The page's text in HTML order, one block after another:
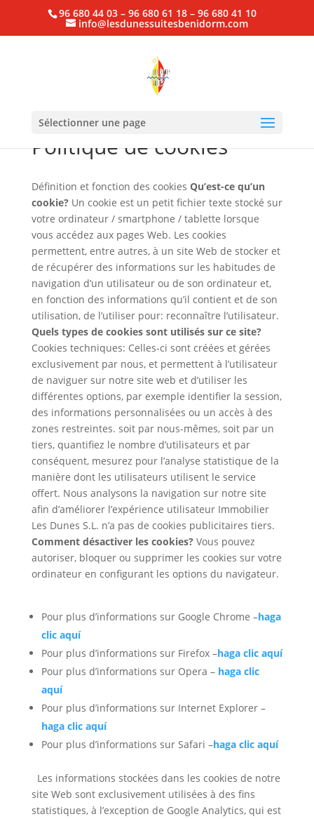
96 680 44 03 – 96 680 61 18 – 96 680 41 10
info@lesdunessuitesbenidorm.com
Sélectionner une page
Politique de cookies
Définition et fonction des cookies Qu’est-ce qu’un
cookie?Un cookie est un petit fichier texte stocké sur
votre ordinateur / smartphone / tablette lorsque
vous accédez aux pages Web. Les cookies
permettent, entre autres, à un site Web de stocker et
de récupérer des informations sur les habitudes de
navigation d’un utilisateur ou de son ordinateur et,
en fonction des informations qu’il contient et de son
utilisation, de l’utiliser pour: reconnaître l’utilisateur.
Quels types de cookies sont utilisés sur ce site?
Cookies techniques: Celles-ci sont créées et gérées
exclusivement par nous, et permettent à l’utilisateur
de naviguer sur notre site web et d’utiliser les
différentes options, par exemple identifier la session,
des informations personnalisées ou un accès à des
zones restreintes. soit par nous-mêmes, soit par un
tiers, quantifiez le nombre d’utilisateurs et par
conséquent, mesurez pour l’analyse statistique de la
manière dont les utilisateurs utilisent le service
offert. Nous analysons la navigation sur notre site
afin d’améliorer l’expérience utilisateur Immobilier
Les Dunes S.L. n’a pas de cookies publicitaires tiers.
Comment désactiver les cookies?Vous pouvez
autoriser, bloquer ou supprimer les cookies sur votre
ordinateur en configurant les options du navigateur.
Pour plus d’informations sur Google Chrome –haga
clic aquí
Pour plus d’informations sur Firefox –haga clic aquí
Pour plus d’informations sur Opera – haga clic
aquí
Pour plus d’informations sur Internet Explorer –
haga clic aquí
Pour plus d’informations sur Safari –haga clic aquí
Les informations stockées dans les cookies de notre
site Web sont exclusivement utilisées à des fins
statistiques, à l’exception de Google Analytics, qui est